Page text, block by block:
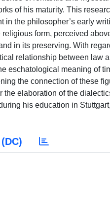
of his maturity. This
in the philosopher’s early
form, perceived above
in its preserving. With
relationship between law
eschatological meaning of
the connection of these
the elaboration of the
his education in Stuttgart,